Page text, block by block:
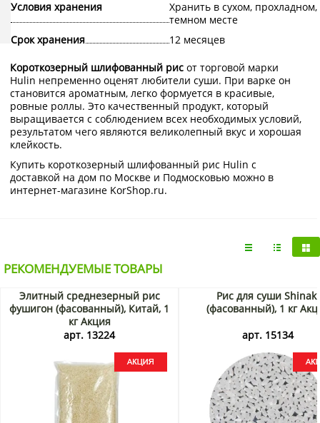
Условия хранения
Хранить в сухом, прохладном,
темном месте
Срок хранения
12 месяцев
Короткозерный шлифованный рис от торговой марки
Hulin непременно оценят любители суши. При варке он
становится ароматным, легко формуется в красивые,
ровные роллы. Это качественный продукт, который
выращивается с соблюдением всех необходимых условий,
результатом чего являются великолепный вкус и хорошая
клейкость.
Купить короткозерный шлифованный рис Hulin с
доставкой на дом по Москве и Подмосковью можно в
интернет-магазине KorShop.ru.
РЕКОМЕНДУЕМЫЕ ТОВАРЫ
Элитный среднезерный рис
фушигон (фасованный), Китай, 1
кг Акция
арт. 13224
Рис для суши Shinaki
(фасованный), 1 кг
арт. 15134